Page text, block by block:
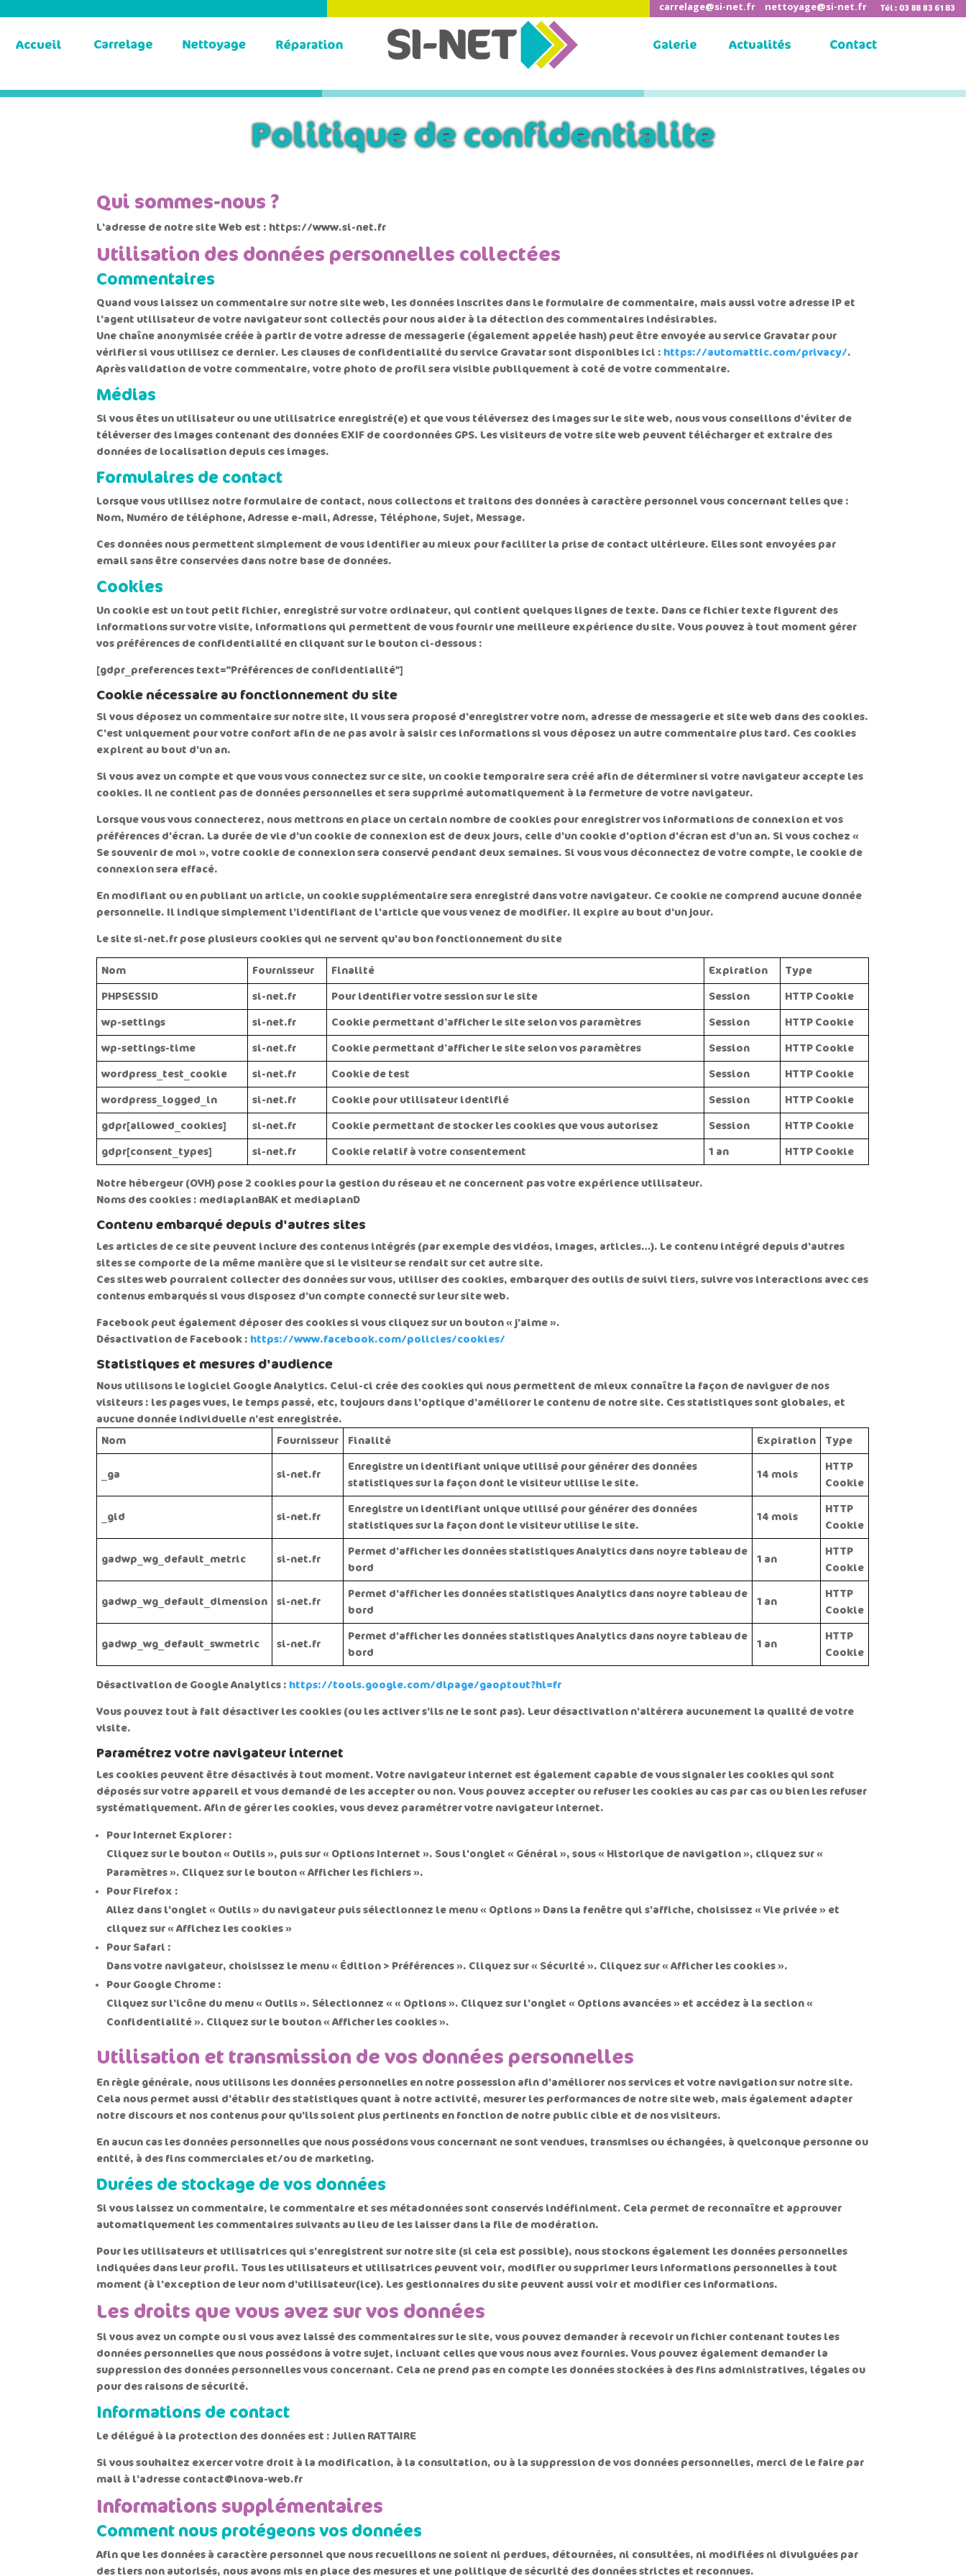
carrelage@si-net.fr nettoyage@si-net.fr
Politique de confidentialite
Qui sommes-nous ?
L'adresse de notre site Web est : https://www.si-net.fr
Utilisation des données personnelles collectées
Commentaires
Quand vous laissez un commentaire sur notre site web, les données inscrites dans le formulaire de commentaire, mais aussi votre adresse IP et
l'agent utilisateur de votre navigateur sont collectés pour nous aider à la détection des commentaires indésirables.
Une chaîne anonymisée créée à partir de votre adresse de messagerie (également appelée hash) peut être envoyée au service Gravatar pour
vérifier si vous utilisez ce dernier. Les clauses de confidentialité du service Gravatar sont disponibles ici : https://automattic.com/privacy/.
Après validation de votre commentaire, votre photo de profil sera visible publiquement à coté de votre commentaire.
Médias
Si vous êtes un utilisateur ou une utilisatrice enregistré(e) et que vous téléversez des images sur le site web, nous vous conseillons d'éviter de
téléverser des images contenant des données EXIF de coordonnées GPS. Les visiteurs de votre site web peuvent télécharger et extraire des
données de localisation depuis ces images.
Formulaires de contact
Lorsque vous utilisez notre formulaire de contact, nous collectons et traitons des données à caractère personnel vous concernant telles que :
Nom, Numéro de téléphone, Adresse e-mail, Adresse, Téléphone, Sujet, Message.
Ces données nous permettent simplement de vous identifier au mieux pour faciliter la prise de contact ultérieure. Elles sont envoyées par
email sans être conservées dans notre base de données.
Cookies
Un cookie est un tout petit fichier, enregistré sur votre ordinateur, qui contient quelques lignes de texte. Dans ce fichier texte figurent des
informations sur votre visite, informations qui permettent de vous fournir une meilleure expérience du site. Vous pouvez à tout moment gérer
vos préférences de confidentialité en cliquant sur le bouton ci-dessous :
[gdpr_preferences text="Préférences de confidentialité"]
Cookie nécessaire au fonctionnement du site
Si vous déposez un commentaire sur notre site, il vous sera proposé d'enregistrer votre nom, adresse de messagerie et site web dans des cookies.
C'est uniquement pour votre confort afin de ne pas avoir à saisir ces informations si vous déposez un autre commentaire plus tard. Ces cookies
expirent au bout d'un an.
Si vous avez un compte et que vous vous connectez sur ce site, un cookie temporaire sera créé afin de déterminer si votre navigateur accepte les
cookies. Il ne contient pas de données personnelles et sera supprimé automatiquement à la fermeture de votre navigateur.
Lorsque vous vous connecterez, nous mettrons en place un certain nombre de cookies pour enregistrer vos informations de connexion et vos
préférences d'écran. La durée de vie d'un cookie de connexion est de deux jours, celle d'un cookie d'option d'écran est d'un an. Si vous cochez «
Se souvenir de moi », votre cookie de connexion sera conservé pendant deux semaines. Si vous vous déconnectez de votre compte, le cookie de
connexion sera effacé.
En modifiant ou en publiant un article, un cookie supplémentaire sera enregistré dans votre navigateur. Ce cookie ne comprend aucune donnée
personnelle. Il indique simplement l'identifiant de l'article que vous venez de modifier. Il expire au bout d'un jour.
Le site si-net.fr pose plusieurs cookies qui ne servent qu'au bon fonctionnement du site
Nom Fournisseur Finalité Expiration Type
PHPSESSID si-net.fr Pour identifier votre session sur le site Session HTTP Cookie
wp-settings si-net.fr Cookie permettant d’afficher le site selon vos paramètres Session HTTP Cookie
wp-settings-time si-net.fr Cookie permettant d’afficher le site selon vos paramètres Session HTTP Cookie
wordpress_test_cookie si-net.fr Cookie de test Session HTTP Cookie
wordpress_logged_in si-net.fr Cookie pour utilisateur identifié Session HTTP Cookie
gdpr[allowed_cookies] si-net.fr Cookie permettant de stocker les cookies que vous autorisez Session HTTP Cookie
gdpr[consent_types] si-net.fr Cookie relatif à votre consentement 1 an HTTP Cookie
Notre hébergeur (OVH) pose 2 cookies pour la gestion du réseau et ne concernent pas votre expérience utilisateur.
Noms des cookies : mediaplanBAK et mediaplanD
Contenu embarqué depuis d'autres sites
Les articles de ce site peuvent inclure des contenus intégrés (par exemple des vidéos, images, articles…). Le contenu intégré depuis d'autres
sites se comporte de la même manière que si le visiteur se rendait sur cet autre site.
Ces sites web pourraient collecter des données sur vous, utiliser des cookies, embarquer des outils de suivi tiers, suivre vos interactions avec ces
contenus embarqués si vous disposez d'un compte connecté sur leur site web.
Facebook peut également déposer des cookies si vous cliquez sur un bouton « j'aime ».
Désactivation de Facebook : https://www.facebook.com/policies/cookies/
Statistiques et mesures d'audience
Nous utilisons le logiciel Google Analytics. Celui-ci crée des cookies qui nous permettent de mieux connaître la façon de naviguer de nos
visiteurs : les pages vues, le temps passé, etc, toujours dans l'optique d'améliorer le contenu de notre site. Ces statistiques sont globales, et
aucune donnée individuelle n'est enregistrée.
Nom
Fournisseur Finalité Expiration Type
_ga si-net.fr
Enregistre un identifiant unique utilisé pour générer des données
statistiques sur la façon dont le visiteur utilise le site.
14 mois
HTTP
Cookie
_gid si-net.fr
Enregistre un identifiant unique utilisé pour générer des données
statistiques sur la façon dont le visiteur utilise le site.
14 mois
HTTP
Cookie
gadwp_wg_default_metric si-net.fr
Permet d'afficher les données statistiques Analytics dans noyre tableau de
bord
1 an
HTTP
Cookie
gadwp_wg_default_dimension si-net.fr
Permet d'afficher les données statistiques Analytics dans noyre tableau de
bord
1 an
HTTP
Cookie
gadwp_wg_default_swmetric si-net.fr
Permet d'afficher les données statistiques Analytics dans noyre tableau de
bord
1 an
HTTP
Cookie
Désactivation de Google Analytics : https://tools.google.com/dlpage/gaoptout?hl=fr
Vous pouvez tout à fait désactiver les cookies (ou les activer s'ils ne le sont pas). Leur désactivation n'altérera aucunement la qualité de votre
visite.
Paramétrez votre navigateur internet
Les cookies peuvent être désactivés à tout moment. Votre navigateur internet est également capable de vous signaler les cookies qui sont
déposés sur votre appareil et vous demandé de les accepter ou non. Vous pouvez accepter ou refuser les cookies au cas par cas ou bien les refuser
systématiquement. Afin de gérer les cookies, vous devez paramétrer votre navigateur internet.
Pour Internet Explorer :
Cliquez sur le bouton « Outils », puis sur « Options Internet ». Sous l'onglet « Général », sous « Historique de navigation », cliquez sur «
Paramètres ». Cliquez sur le bouton « Afficher les fichiers ».
Pour Firefox :
Allez dans l'onglet « Outils » du navigateur puis sélectionnez le menu « Options » Dans la fenêtre qui s'affiche, choisissez « Vie privée » et
cliquez sur « Affichez les cookies »
Pour Safari :
Dans votre navigateur, choisissez le menu « Édition > Préférences ». Cliquez sur « Sécurité ». Cliquez sur « Afficher les cookies ».
Pour Google Chrome :
Cliquez sur l'icône du menu « Outils ». Sélectionnez « « Options ». Cliquez sur l'onglet « Options avancées » et accédez à la section «
Confidentialité ». Cliquez sur le bouton « Afficher les cookies ».
Utilisation et transmission de vos données personnelles
En règle générale, nous utilisons les données personnelles en notre possession afin d'améliorer nos services et votre navigation sur notre site.
Cela nous permet aussi d'établir des statistiques quant à notre activité, mesurer les performances de notre site web, mais également adapter
notre discours et nos contenus pour qu'ils soient plus pertinents en fonction de notre public cible et de nos visiteurs.
En aucun cas les données personnelles que nous possédons vous concernant ne sont vendues, transmises ou échangées, à quelconque personne ou
entité, à des fins commerciales et/ou de marketing.
Durées de stockage de vos données
Si vous laissez un commentaire, le commentaire et ses métadonnées sont conservés indéfiniment. Cela permet de reconnaître et approuver
automatiquement les commentaires suivants au lieu de les laisser dans la file de modération.
Pour les utilisateurs et utilisatrices qui s'enregistrent sur notre site (si cela est possible), nous stockons également les données personnelles
indiquées dans leur profil. Tous les utilisateurs et utilisatrices peuvent voir, modifier ou supprimer leurs informations personnelles à tout
moment (à l'exception de leur nom d'utilisateur(ice). Les gestionnaires du site peuvent aussi voir et modifier ces informations.
Les droits que vous avez sur vos données
Si vous avez un compte ou si vous avez laissé des commentaires sur le site, vous pouvez demander à recevoir un fichier contenant toutes les
données personnelles que nous possédons à votre sujet, incluant celles que vous nous avez fournies. Vous pouvez également demander la
suppression des données personnelles vous concernant. Cela ne prend pas en compte les données stockées à des fins administratives, légales ou
pour des raisons de sécurité.
Informations de contact
Le délégué à la protection des données est : Julien RATTAIRE
Si vous souhaitez exercer votre droit à la modification, à la consultation, ou à la suppression de vos données personnelles, merci de le faire par
mail à l'adresse contact@inova-web.fr
Informations supplémentaires
Comment nous protégeons vos données
Afin que les données à caractère personnel que nous recueillons ne soient ni perdues, détournées, ni consultées, ni modifiées ni divulguées par
des tiers non autorisés, nous avons mis en place des mesures et une politique de sécurité des données strictes et reconnues.